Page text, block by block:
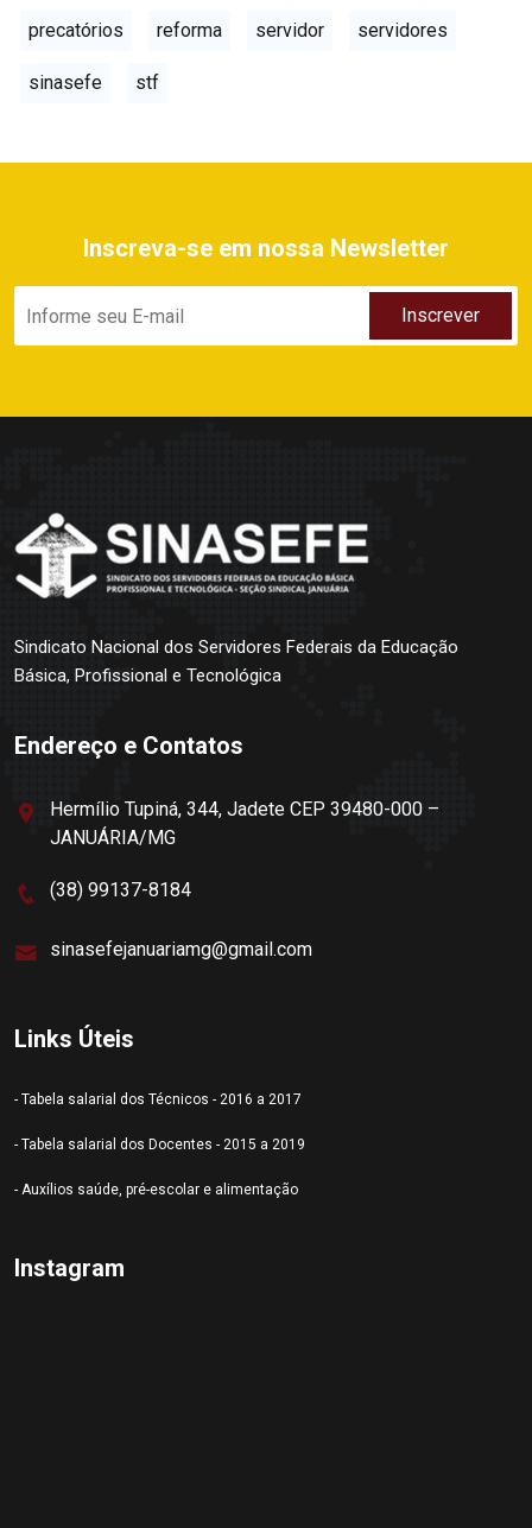
precatórios reforma servidor servidores
sinasefe stf
Inscreva-se em nossa Newsletter
Sindicato Nacional dos Servidores Federais da Educação
Básica, Profissional e Tecnológica
Endereço e Contatos
Hermílio Tupiná, 344, Jadete CEP 39480-000 –
JANUÁRIA/MG
(38) 99137-8184
sinasefejanuariamg@gmail.com
Links Úteis
- Tabela salarial dos Técnicos - 2016 a 2017
- Tabela salarial dos Docentes - 2015 a 2019
- Auxílios saúde, pré-escolar e alimentação
Instagram